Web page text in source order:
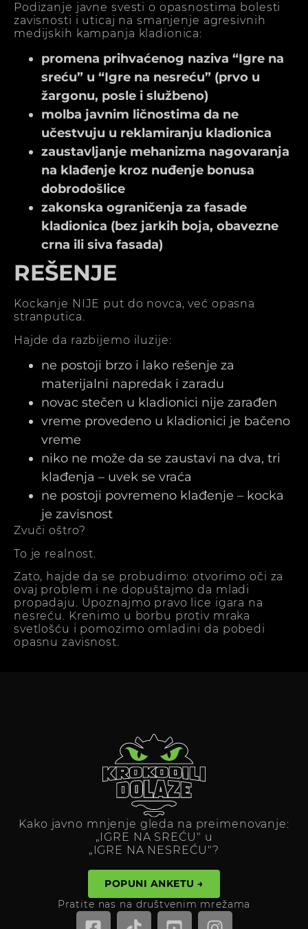
Podizanje javne svesti o opasnostima bolesti
zavisnosti i uticaj na smanjenje agresivnih
medijskih kampanja kladionica:
promena prihvaćenog naziva “Igre na
sreću” u “Igre na nesreću” (prvo u
žargonu, posle i službeno)
molba javnim ličnostima da ne
učestvuju u reklamiranju kladionica
zaustavljanje mehanizma nagovaranja
na klađenje kroz nuđenje bonusa
dobrodošlice
zakonska ograničenja za fasade
kladionica (bez jarkih boja, obavezne
crna ili siva fasada)
REŠENJE
Kockanje NIJE put do novca, već opasna
stranputica.
Hajde da razbijemo iluzije:
ne postoji brzo i lako rešenje za
materijalni napredak i zaradu
novac stečen u kladionici nije zarađen
vreme provedeno u kladionici je bačeno
vreme
niko ne može da se zaustavi na dva, tri
klađenja – uvek se vraća
ne postoji povremeno klađenje – kocka
je zavisnost
Zvuči oštro?
To je realnost.
Zato, hajde da se probudimo: otvorimo oči za
ovaj problem i ne dopuštajmo da mladi
propadaju. Upoznajmo pravo lice igara na
nesreću. Krenimo u borbu protiv mraka
svetlošću i pomozimo omladini da pobedi
opasnu zavisnost.
Kako javno mnjenje gleda na preimenovanje:
„IGRE NA SREĆU" u
„IGRE NA NESREĆU"?
POPUNI ANKETU →
Pratite nas na društvenim mrežama